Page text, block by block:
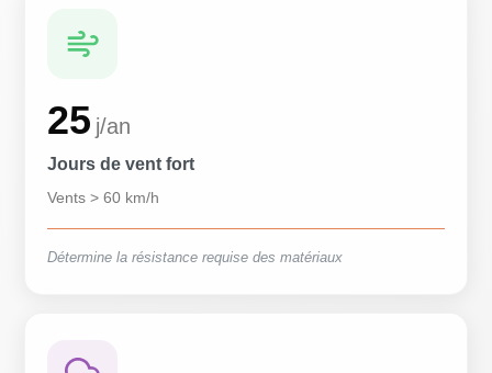
25 j/an
Jours de vent fort
Vents > 60 km/h
Détermine la résistance requise des matériaux